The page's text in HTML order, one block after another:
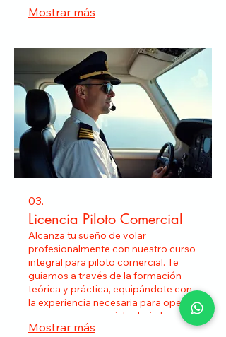
rol técnico crucial.
Mostrar más
03.
Licencia Piloto Comercial
Alcanza tu sueño de volar
profesionalmente con nuestro curso
integral para piloto comercial. Te
guiamos a través de la formación
teórica y práctica, equipándote con
la experiencia necesaria para operar
aeronaves comerciales bajo las
normativas vigentes.
Mostrar más